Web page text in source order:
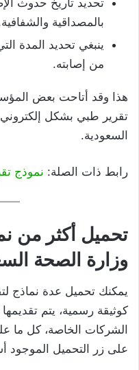
بالمصداقية
ينبغي تحديد المدة
من إصابته.
هذا وقد أتاحت بعض
تقرير طبي بشكل إلكتروني
السعودية.
رابط ذات الصلة: نموذج
تحميل أكثر من
وزارة الصحة
يمكنك تحميل عدة نماذج
كوثيقة رسمية، يتم
الشركات الخاصة، كل ما
على زر التحميل الموجود